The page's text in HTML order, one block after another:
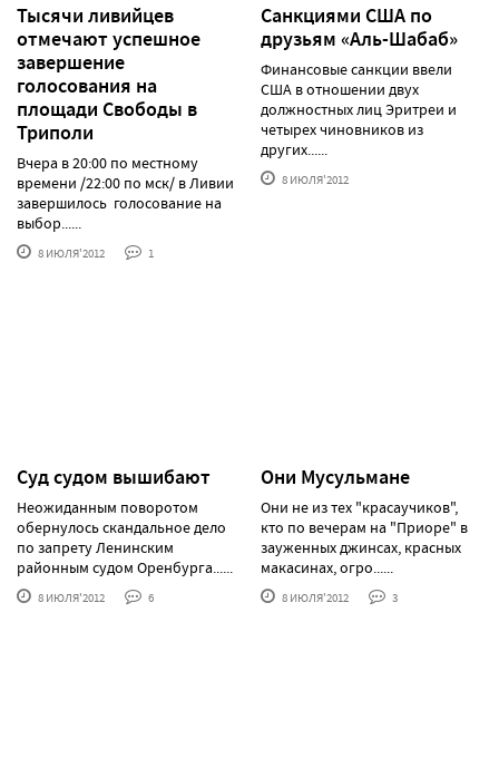
Тысячи ливийцев
отмечают успешное
завершение
голосования на
площади Свободы в
Триполи
Вчера в 20:00 по местному
времени /22:00 по мск/ в Ливии
завершилось голосование на
выбор......
8 ИЮЛЯ'2012 1
Санкциями США по
друзьям «Аль-Шабаб»
Финансовые санкции ввели
США в отношении двух
должностных лиц Эритреи и
четырех чиновников из
других......
8 ИЮЛЯ'2012
Суд судом вышибают
Неожиданным поворотом
обернулось скандальное дело
по запрету Ленинским
районным судом Оренбурга......
8 ИЮЛЯ'2012 6
Они Мусульмане
Они не из тех "красаучиков",
кто по вечерам на "Приоре" в
зауженных джинсах, красных
макасинах, огро......
8 ИЮЛЯ'2012 3